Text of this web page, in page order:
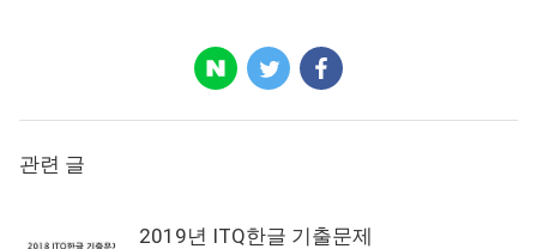
관련 글
2019년 ITQ한글 기출문제